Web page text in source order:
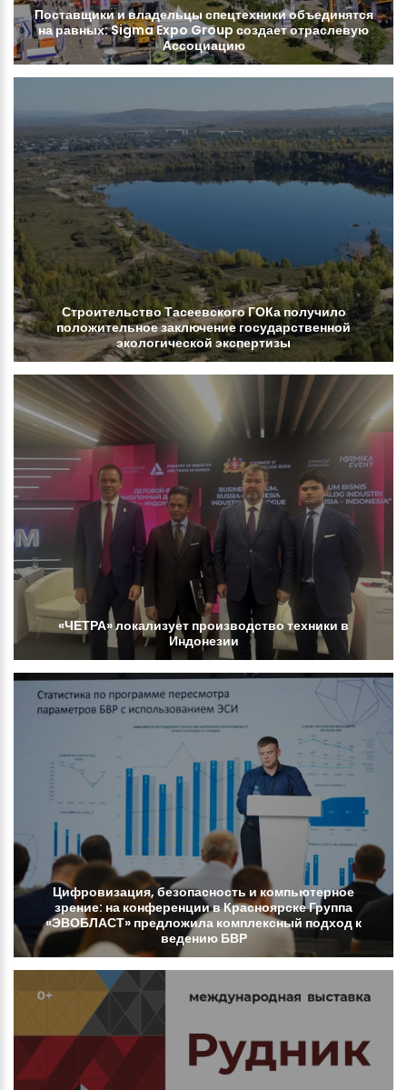
Поставщикиивладельцы спецтехникиобъединятся
наравных:SigmaExpo Group создаетотраслевую
Ассоциацию
СтроительствоТасеевскогоГОКаполучило
положительноезаключение государственной
экологической экспертизы
«ЧЕТРА»локализует производствотехники в
Индонезии
Цифровизация, безопасность и компьютерное
зрение: на конференциивКрасноярскеГруппа
«ЭВОБЛАСТ» предложила комплексный подход к
ведению БВР